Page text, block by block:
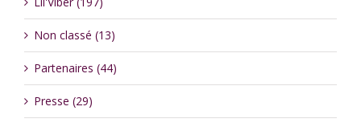
Non classé (13)
Partenaires (44)
Presse (29)